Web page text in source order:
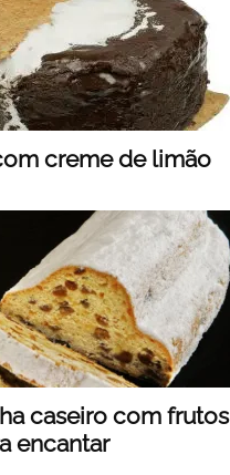
creme de limão
caseiro com frutos
encantar